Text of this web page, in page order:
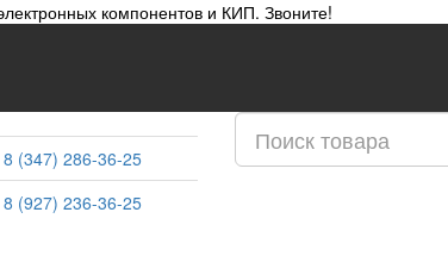
компонентов и КИП. Звоните!
8 (347) 286-36-25
8 (927) 236-36-25